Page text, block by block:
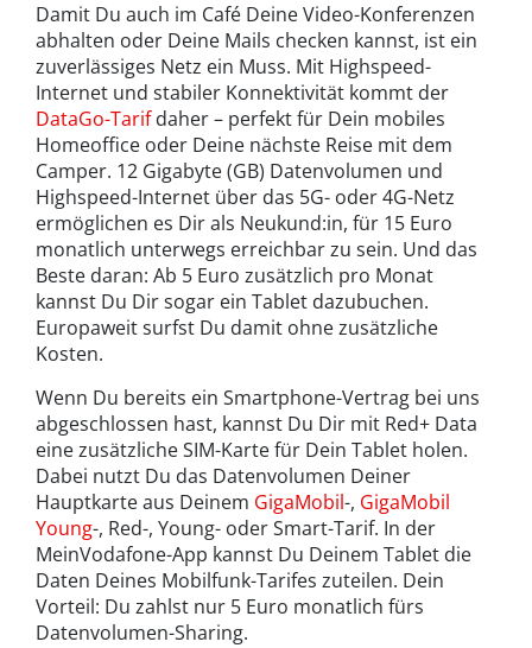
Damit Du auch im Café Deine Video-Konferenzen
abhalten oder Deine Mails checken kannst, ist ein
zuverlässiges Netz ein Muss. Mit Highspeed-
Internet und stabiler Konnektivität kommt der
DataGo-Tarifdaher – perfekt für Dein mobiles
Homeoffice oder Deine nächste Reise mit dem
Camper. 12 Gigabyte (GB) Datenvolumen und
Highspeed-Internet über das 5G- oder 4G-Netz
ermöglichen es Dir als Neukund:in, für 15 Euro
monatlich unterwegs erreichbar zu sein. Und das
Beste daran: Ab 5 Euro zusätzlich pro Monat
kannst Du Dir sogar ein Tablet dazubuchen.
Europaweit surfst Du damit ohne zusätzliche
Kosten.
Wenn Du bereits ein Smartphone-Vertrag bei uns
abgeschlossen hast, kannst Du Dir mit Red+ Data
eine zusätzliche SIM-Karte für Dein Tablet holen.
Dabei nutzt Du das Datenvolumen Deiner
Hauptkarte aus Deinem GigaMobil-, GigaMobil
Young-, Red-, Young- oder Smart-Tarif. In der
MeinVodafone-App kannst Du Deinem Tablet die
Daten Deines Mobilfunk-Tarifes zuteilen. Dein
Vorteil: Du zahlst nur 5 Euro monatlich fürs
Datenvolumen-Sharing.